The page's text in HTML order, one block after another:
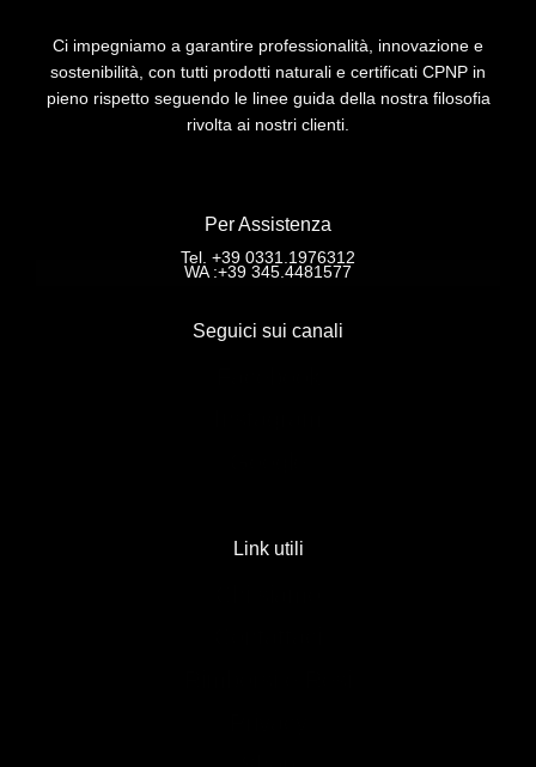
Ci impegniamo a garantire professionalità, innovazione e
sostenibilità, con tutti prodotti naturali e certificati CPNP in
pieno rispetto seguendo le linee guida della nostra filosofia
rivolta ai nostri clienti.
Per Assistenza
Tel. +39 0331.1976312
WA :+39 345.4481577
Seguici sui canali
Link utili